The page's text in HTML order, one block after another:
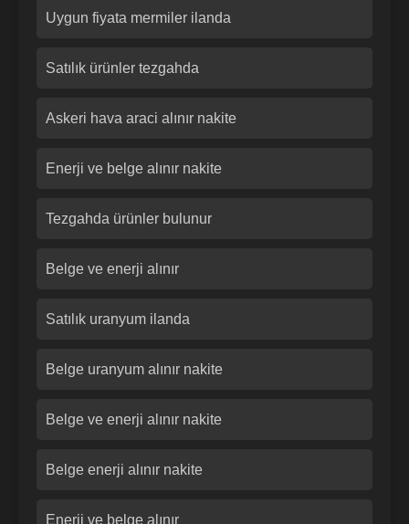
Uygun fiyata mermiler ilanda
Satılık ürünler tezgahda
Askeri hava araci alınır nakite
Enerji ve belge alınır nakite
Tezgahda ürünler bulunur
Belge ve enerji alınır
Satılık uranyum ilanda
Belge uranyum alınır nakite
Belge ve enerji alınır nakite
Belge enerji alınır nakite
Enerji ve belge alınır